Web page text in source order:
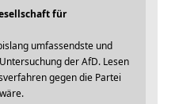
für
umfassendste und
der AfD. Lesen
gegen die Partei